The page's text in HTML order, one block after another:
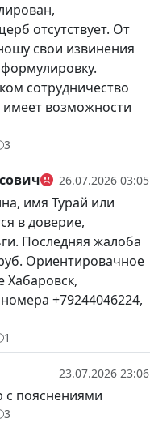
отсутствует. От
свои извинения
сотрудничество
возможности
3
26.07.2026 03:05
имя Турай или
в доверие,
Последняя жалоба
Ориентировачное
Хабаровск,
+79244046224,
1
23.07.2026 23:06
с пояснениями
3